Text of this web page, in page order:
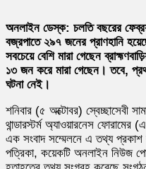
অনলাইন ডেস্ক: চলতি বছরের
বজ্রপাতে ২৯৭ জনের প্রাণহানি
সবচেয়ে বেশি মারা গেছেন
১৩ জন করে মারা গেছেন। তবে,
ঘটনা নেই।
শনিবার (৫ অক্টোবর) স্বেচ্ছাসেবী
থান্ডারস্টর্ম অ্যাওয়ারনেস
এক সংবাদ সম্মেলনে এ তথ্য প্রকাশ
পত্রিকা, কয়েকটি অনলাইন নিউজ